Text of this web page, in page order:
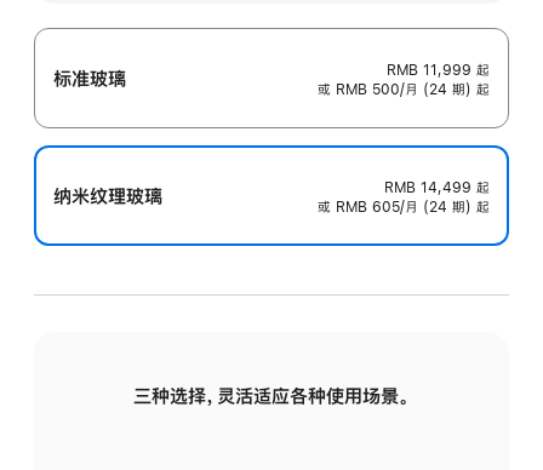
标准玻璃 RMB 11,999 起
或 RMB 500/月 (24 期) 起
纳米纹理玻璃 RMB 14,499 起
或 RMB 605/月 (24 期) 起
三种选择，灵活适应各种使用场景。